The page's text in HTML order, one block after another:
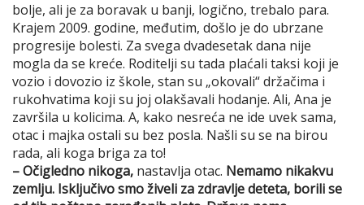
bolje, ali je za boravak u banji, logično, trebalo para.
Krajem 2009. godine, međutim, došlo je do ubrzane
progresije bolesti. Za svega dvadesetak dana nije
mogla da se kreće. Roditelji su tada plaćali taksi koji je
vozio i dovozio iz škole, stan su „okovali“ držačima i
rukohvatima koji su joj olakšavali hodanje. Ali, Ana je
završila u kolicima. A, kako nesreća ne ide uvek sama,
otac i majka ostali su bez posla. Našli su se na birou
rada, ali koga briga za to!
– Očigledno nikoga, nastavlja otac. Nemamo nikakvu
zemlju. Isključivo smo živeli za zdravlje deteta, borili se